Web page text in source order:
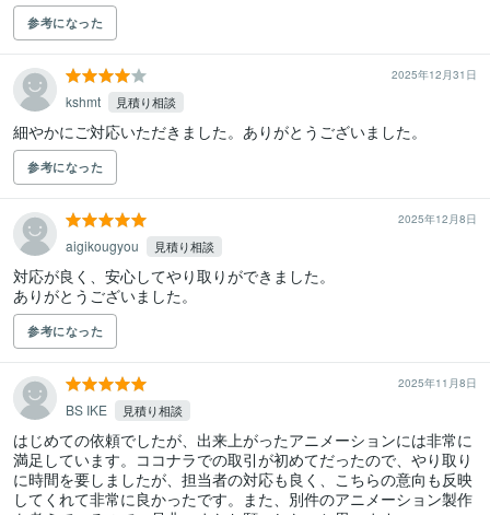
参考になった
2025年12月31日
kshmt 見積り相談
細やかにご対応いただきました。ありがとうございました。
参考になった
2025年12月8日
aigikougyou 見積り相談
対応が良く、安心してやり取りができました。
ありがとうございました。
参考になった
2025年11月8日
BS IKE 見積り相談
はじめての依頼でしたが、出来上がったアニメーションには非常に
満足しています。ココナラでの取引が初めてだったので、やり取り
に時間を要しましたが、担当者の対応も良く、こちらの意向も反映
してくれて非常に良かったです。また、別件のアニメーション製作